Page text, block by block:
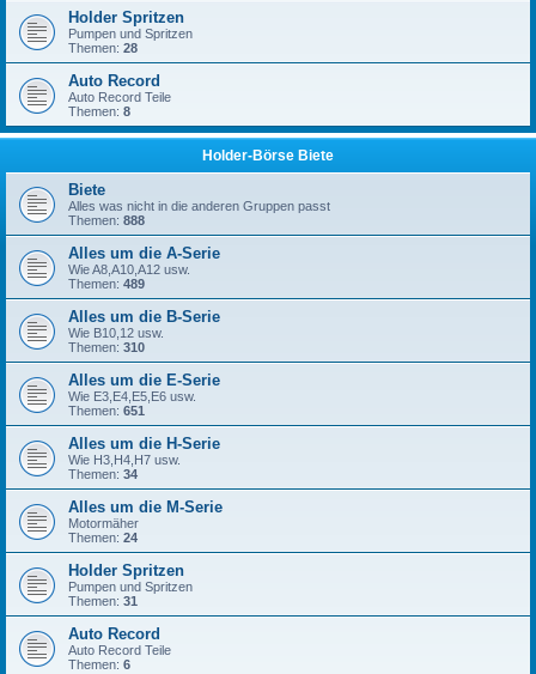
Holder Spritzen
Pumpen und Spritzen
Themen: 28
Auto Record
Auto Record Teile
Themen: 8
Holder-Börse Biete
Biete
Alles was nicht in die anderen Gruppen passt
Themen: 888
Alles um die A-Serie
Wie A8,A10,A12 usw.
Themen: 489
Alles um die B-Serie
Wie B10,12 usw.
Themen: 310
Alles um die E-Serie
Wie E3,E4,E5,E6 usw.
Themen: 651
Alles um die H-Serie
Wie H3,H4,H7 usw.
Themen: 34
Alles um die M-Serie
Motormäher
Themen: 24
Holder Spritzen
Pumpen und Spritzen
Themen: 31
Auto Record
Auto Record Teile
Themen: 6